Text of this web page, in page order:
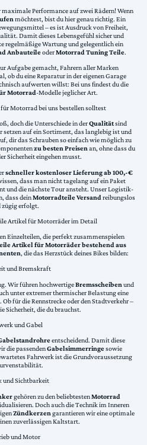
Performance auf zwei Rädern! Wenn
möchtest, bist du hier genau richtig. Ein
– es ist Ausdruck von Freiheit,
Damit dieses Lebensgefühl sicher und
regelmäßige Wartung und gelegentlich ein
AnbauteileoderMotorrad Tuning Teile.
Aufgabe gemacht, Fahrern aller Marken
ob du eine Reparatur in der eigenen Garage
aufwerten willst: Bei uns findest du die
Motorrad-Modelle jeglicher Art.
Motorrad bei uns bestellen solltest
doch die Unterschiede in derQualitätsind
setzen auf ein Sortiment, das langlebig ist und
dir das Schrauben so einfach wie möglich zu
zu besten Preisenan, ohne dass du
Sicherheit eingehen musst.
schneller kostenloser Lieferung ab 100,-€
dass man nicht tagelang auf ein Paket
und die nächste Tour ansteht. Unser Logistik-
dass deinMotorradteile Versand reibungslos
zügig erfolgt.
Artikel für Motorräder im Detail
Einzelteilen, die perfekt zusammenspielen
Artikel für Motorräder bestehend aus
, die das Herzstück deines Bikes bilden:
und Bremskraft
Wir führen hochwertigeBremsscheiben und
unter extremer thermischer Belastung eine
für die Rennstrecke oder den Stadtverkehr –
Sicherheit, die du brauchst.
und Gabel
entscheidend. Damit diese
die passendenGabelsimmerringesowie
Fahrwerk ist die Grundvoraussetzung
und Sichtbarkeit
gehören zu den beliebtestenMotorrad
Doch auch die Technik im Inneren
Zündkerzen garantieren wir eine optimale
zuverlässigen Kaltstart.
und Motor